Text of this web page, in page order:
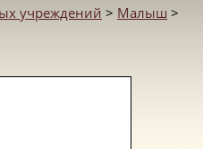
учреждений > Малыш >